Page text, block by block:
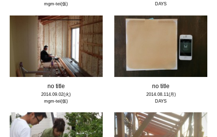
mgm-tei(仮)
DAYS
no title
2014.09.02(火)
mgm-tei(仮)
no title
2014.08.11(月)
DAYS